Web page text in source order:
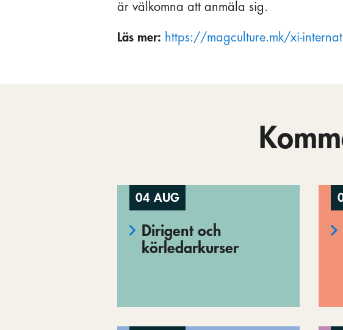
är välkomna att anmäla sig.
Läs mer: https://magculture.mk/xi-
04 AUG
Dirigent och
körledarkurser